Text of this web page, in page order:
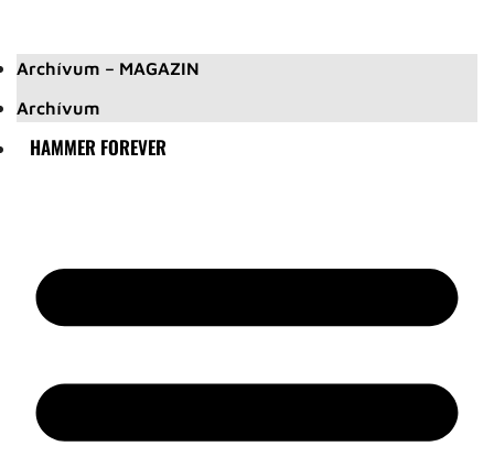
Archívum – MAGAZIN
Archívum
HAMMER FOREVER